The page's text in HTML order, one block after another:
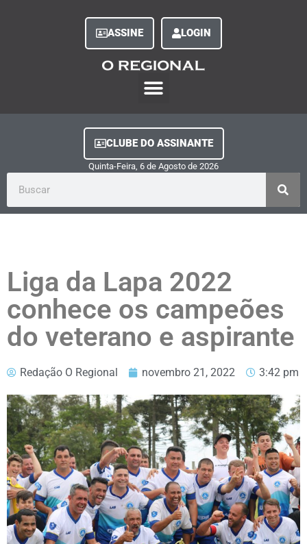
ASSINE LOGIN
CLUBE DO ASSINANTE
Quinta-Feira, 6 de Agosto de 2026
Liga da Lapa 2022
conhece os campeões
do veterano e aspirante
Redação O Regional novembro 21, 2022 3:42 pm